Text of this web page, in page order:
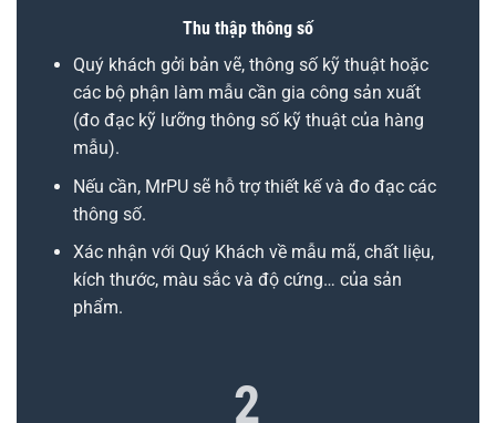
Thu thập thông số
Quý khách gởi bản vẽ, thông số kỹ thuật hoặc
các bộ phận làm mẫu cần gia công sản xuất
(đo đạc kỹ lưỡng thông số kỹ thuật của hàng
mẫu).
Nếu cần, MrPU sẽ hỗ trợ thiết kế và đo đạc các
thông số.
Xác nhận với Quý Khách về mẫu mã, chất liệu,
kích thước, màu sắc và độ cứng… của sản
phẩm.
2